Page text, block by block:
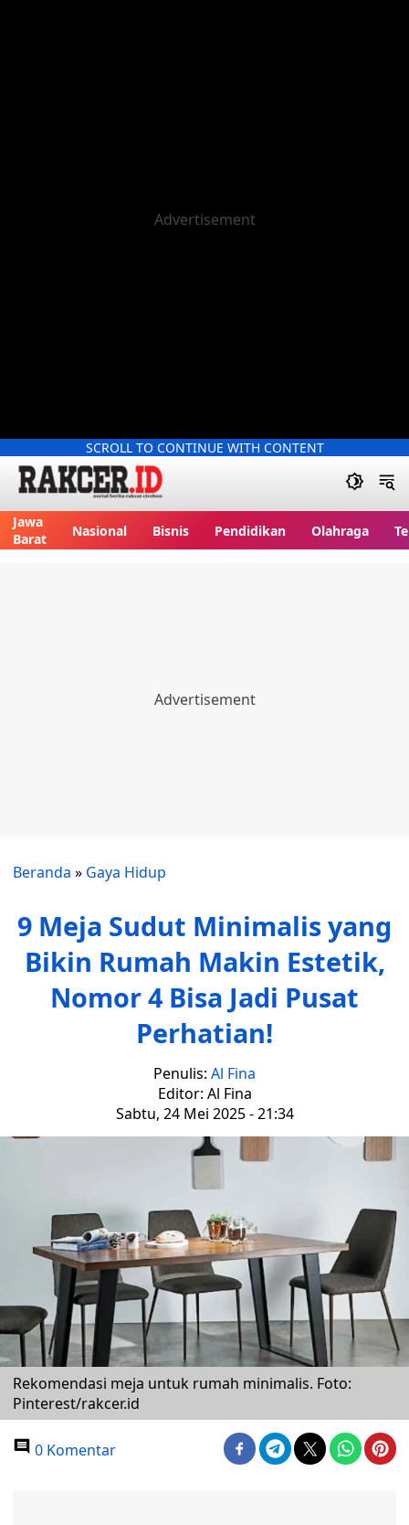
SCROLL TO CONTINUE WITH CONTENT
Jawa
Barat
Nasional Bisnis Pendidikan Olahraga
Beranda » Gaya Hidup
9 Meja Sudut Minimalis yang
Bikin Rumah Makin Estetik,
Nomor 4 Bisa Jadi Pusat
Perhatian!
Penulis: Al Fina
Editor: Al Fina
Sabtu, 24 Mei 2025 - 21:34
Rekomendasi meja untuk rumah minimalis. Foto:
Pinterest/rakcer.id
0 Komentar